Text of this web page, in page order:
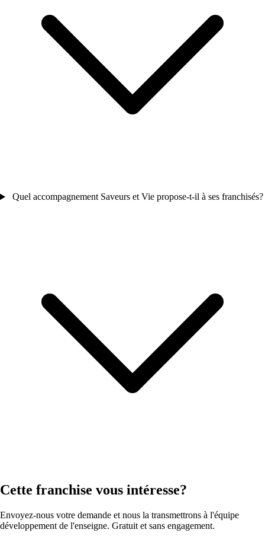
Quel accompagnement Saveurs et Vie propose-t-il à ses franchisés?
Cette franchise vous intéresse?
Envoyez-nous votre demande et nous la transmettrons à l'équipe
développement de l'enseigne. Gratuit et sans engagement.